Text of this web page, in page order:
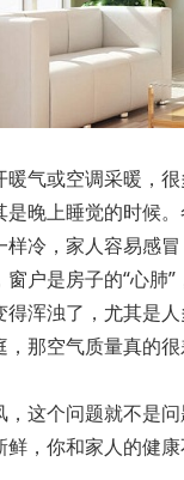
暖气或空调采暖，
是晚上睡觉的时候
样冷，家人容易感
户是房子的“心肺”
得浑浊了，尤其是
那空气质量真的很
这个问题就不是问
，你和家人的健康